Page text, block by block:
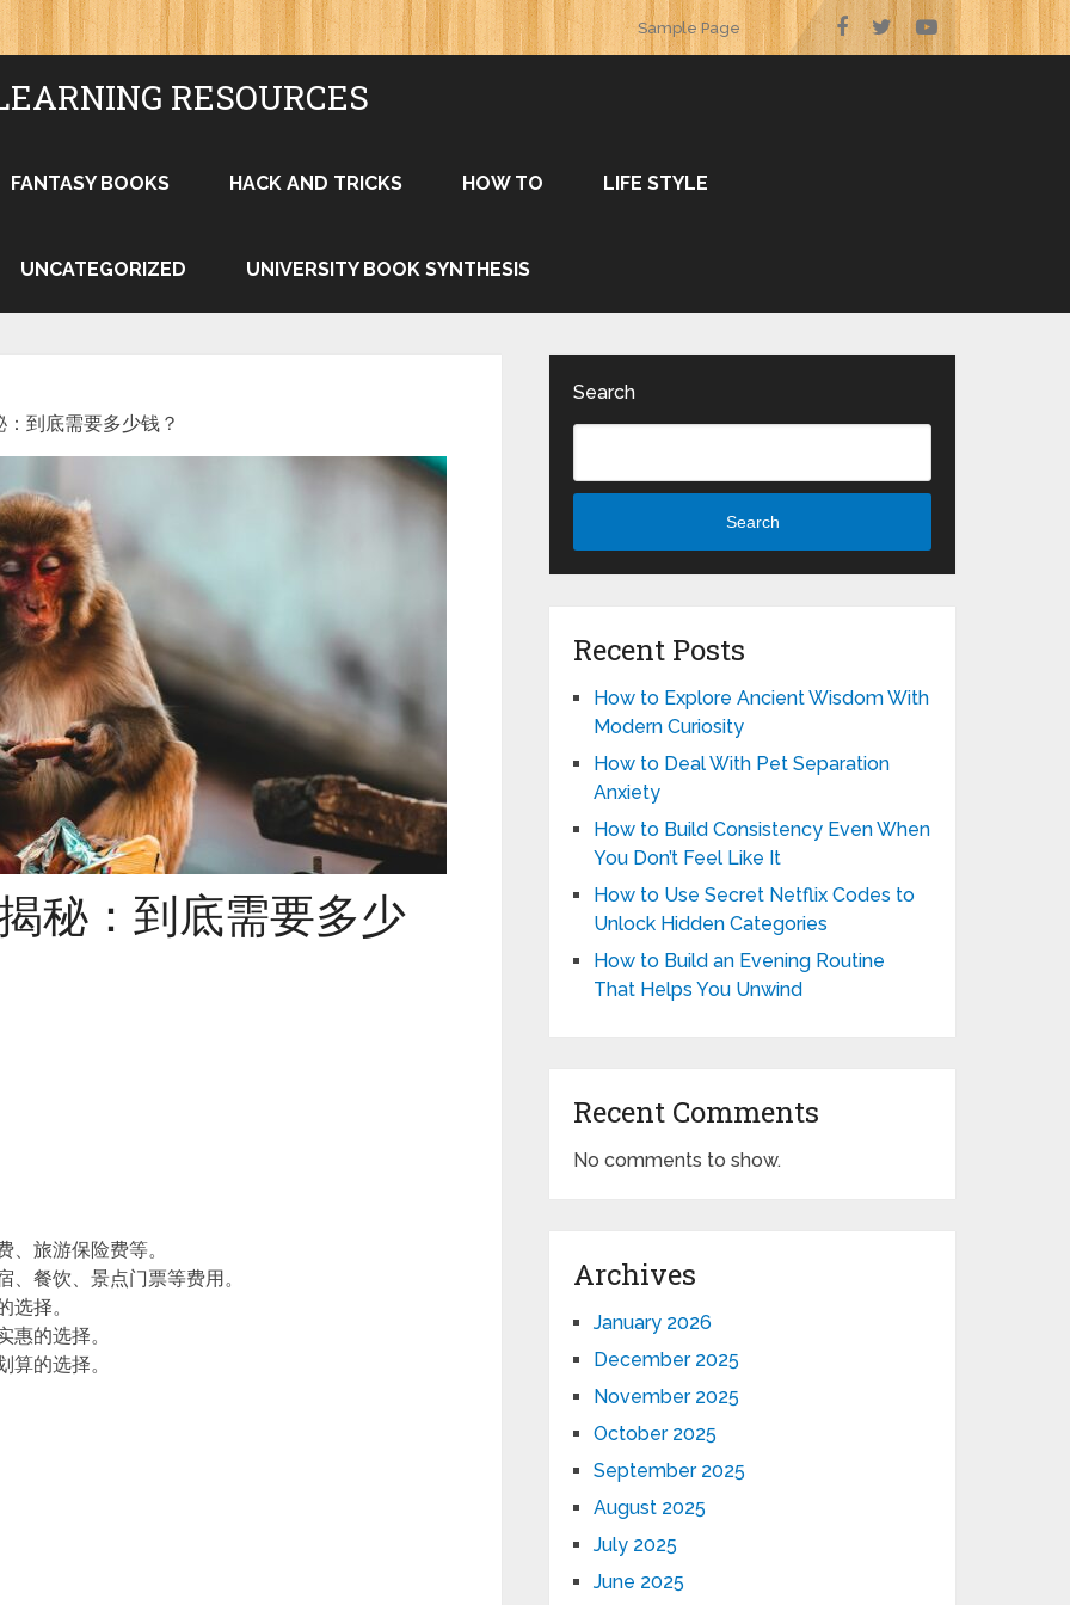
Sample Page
RESOURCES
FANTASY BOOKS HACK AND TRICKS HOW TO LIFE STYLE
UNCATEGORIZED UNIVERSITY BOOK SYNTHESIS
到底需要多少钱？
秘：到底需要多少
旅游保险费等。
餐饮、景点门票等费用。
选择。
惠的选择。
算的选择。
Search
Search
Recent Posts
How to Explore Ancient Wisdom With
Modern Curiosity
How to Deal With Pet Separation
Anxiety
How to Build Consistency Even When
You Don’t Feel Like It
How to Use Secret Netflix Codes to
Unlock Hidden Categories
How to Build an Evening Routine
That Helps You Unwind
Recent Comments
No comments to show.
Archives
January 2026
December 2025
November 2025
October 2025
September 2025
August 2025
July 2025
June 2025